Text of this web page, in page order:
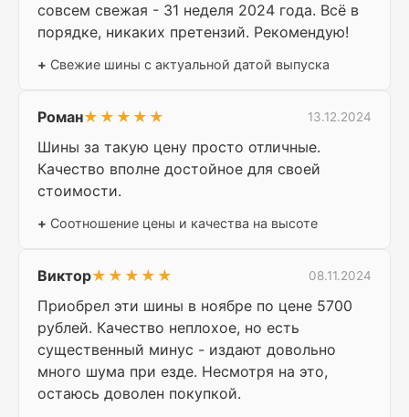
совсем свежая - 31 неделя 2024 года. Всё в
порядке, никаких претензий. Рекомендую!
+ Свежие шины с актуальной датой выпуска
Роман★★★★★ 13.12.2024
Шины за такую цену просто отличные.
Качество вполне достойное для своей
стоимости.
+ Соотношение цены и качества на высоте
Виктор★★★★★ 08.11.2024
Приобрел эти шины в ноябре по цене 5700
рублей. Качество неплохое, но есть
существенный минус - издают довольно
много шума при езде. Несмотря на это,
остаюсь доволен покупкой.